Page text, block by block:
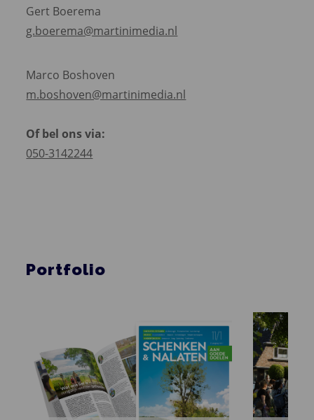
Gert Boerema
g.boerema@martinimedia.nl
Marco Boshoven
m.boshoven@martinimedia.nl
Of bel ons via:
050-3142244
Portfolio